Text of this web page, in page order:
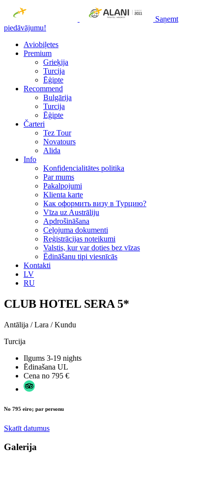
Saņemt
piedāvājumu!
Aviobiļetes
Premium
Grieķija
Turcija
Ēģipte
Recommend
Bulgārija
Turcija
Ēģipte
Čarteri
Tez Tour
Novatours
Alida
Info
Konfidencialitātes politika
Par mums
Рakalpojumi
Klienta karte
Как оформить визу в Турцию?
Vīza uz Austrāliju
Apdrošināšana
Ceļojuma dokumenti
Reģistrācijas noteikumi
Valstis, kur var doties bez vīzas
Ēdināšanu tipi viesnīcās
Kontakti
LV
RU
CLUB HOTEL SERA 5*
Antālija / Lara / Kundu
Turcija
Ilgums 3-19 nights
Ēdinašana UL
Cena no 795 €
No 795 eiro; par personu
Skatīt datumus
Galerija